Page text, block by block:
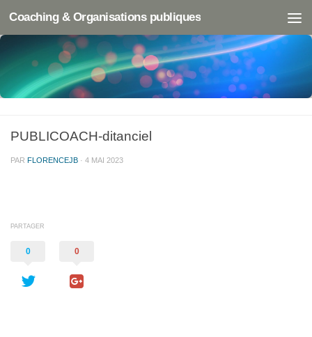
Coaching & Organisations publiques
PUBLICOACH-ditanciel
PAR FLORENCEJB · 4 MAI 2023
PARTAGER
0 0